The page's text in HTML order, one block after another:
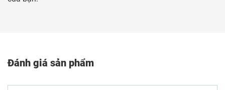
Đánh giá sản phẩm